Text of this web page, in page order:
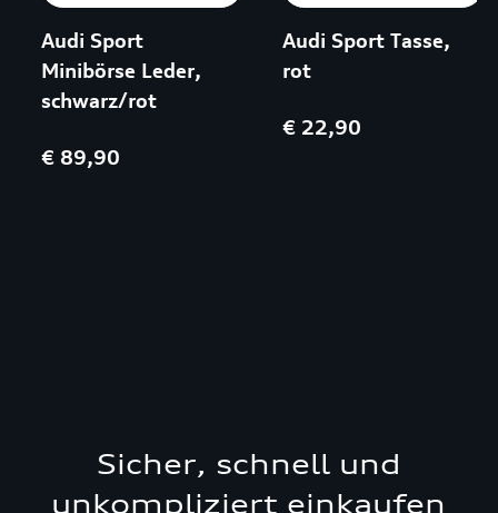
Audi Sport
Minibörse Leder,
schwarz/rot
€ 89,90
Audi Sport Tasse,
rot
€ 22,90
Sicher, schnell und
unkompliziert einkaufen